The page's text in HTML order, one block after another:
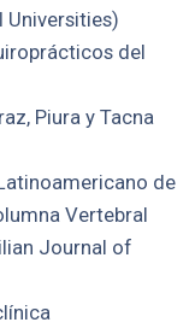
Universities)
del
Piura y Tacna
de
Vertebral
Journal of